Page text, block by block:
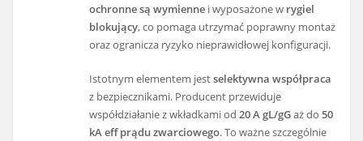
ochronne są wymienne i wyposażone w rygiel
blokujący, co pomaga utrzymać poprawny montaż
oraz ogranicza ryzyko nieprawidłowej konfiguracji.
Istotnym elementem jestselektywna współpraca
z bezpiecznikami. Producent przewiduje
współdziałanie z wkładkami od20 A gL/gGaż do50
kA eff prądu zwarciowego. To ważne szczególnie